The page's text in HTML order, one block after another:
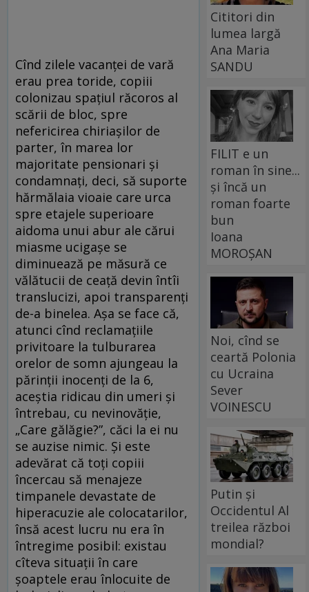
Cînd zilele vacanței de vară
erau prea toride, copiii
colonizau spațiul răcoros al
scării de bloc, spre
nefericirea chiriașilor de
parter, în marea lor
majoritate pensionari și
condamnați, deci, să suporte
hărmălaia vioaie care urca
spre etajele superioare
aidoma unui abur ale cărui
miasme ucigașe se
diminuează pe măsură ce
vălătucii de ceață devin întîi
translucizi, apoi transparenți
de-a binelea. Așa se face că,
atunci cînd reclamațiile
privitoare la tulburarea
orelor de somn ajungeau la
părinții inocenți de la 6,
aceștia ridicau din umeri și
întrebau, cu nevinovăție,
„Care gălăgie?”, căci la ei nu
se auzise nimic. Și este
adevărat că toți copiii
încercau să menajeze
timpanele devastate de
hiperacuzie ale colocatarilor,
însă acest lucru nu era în
întregime posibil: existau
cîteva situații în care
șoaptele erau înlocuite de
Cititori din
lumea largă
Ana Maria
SANDU
FILIT e un
roman în sine...
și încă un
roman foarte
bun
Ioana
MOROȘAN
Noi, cînd se
ceartă Polonia
cu Ucraina
Sever
VOINESCU
Putin și
Occidentul Al
treilea război
mondial?